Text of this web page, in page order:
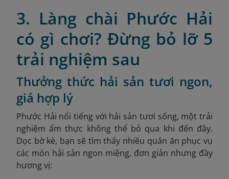
3. Làng chài Phước Hải
có gì chơi? Đừng bỏ lỡ 5
trải nghiệm sau
Thưởng thức hải sản tươi ngon,
giá hợp lý
Phước Hải nổi tiếng với hải sản tươi sống, một trải
nghiệm ẩm thực không thể bỏ qua khi đến đây.
Dọc bờ kè, bạn sẽ tìm thấy nhiều quán ăn phục vụ
các món hải sản ngon miệng, đơn giản nhưng đầy
hương vị: